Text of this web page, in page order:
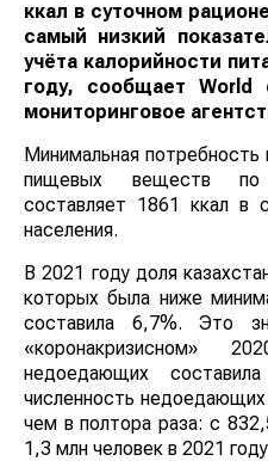
ккал в суточном
самый низкий
учёта калорийности
году, сообщаетWorld
мониторинговое
Минимальная потребность
пищевых веществ по
составляет 1861 ккал в
населения.
В 2021 году доля
которых была ниже
составила 6,7%. Это
«коронакризисном»
недоедающих
численность
чем в полтора раза: с
1,3 млн человек в 2021